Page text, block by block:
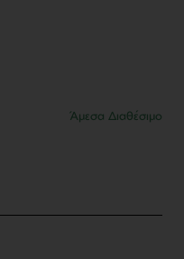
Άμεσα Διαθέσιμο